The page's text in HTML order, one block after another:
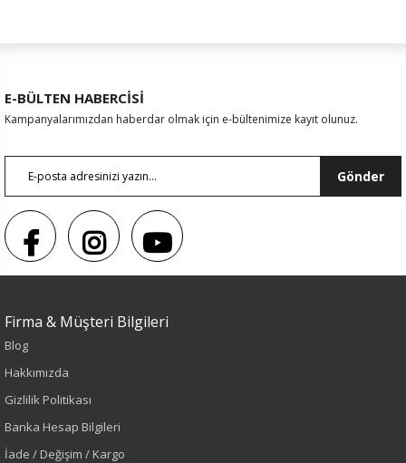
Koyu Siyah
E-BÜLTEN HABERCİSİ
Kampanyalarımızdan haberdar olmak için e-bültenimize kayıt olunuz.
Gönder
Firma & Müşteri Bilgileri
Blog
Hakkımızda
Gizlilik Politikası
Banka Hesap Bilgileri
İade / Değişim / Kargo